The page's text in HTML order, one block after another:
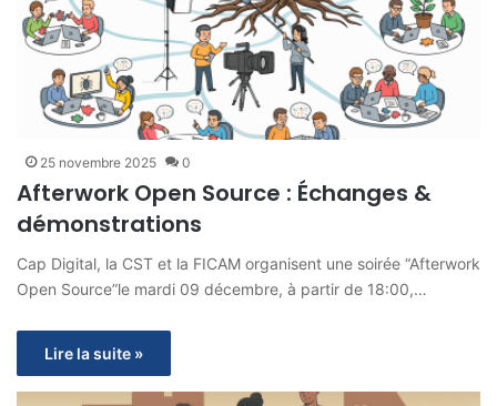
25 novembre 2025 0
Afterwork Open Source : Échanges &
démonstrations
Cap Digital, la CST et la FICAM organisent une soirée “Afterwork
Open Source”le mardi 09 décembre, à partir de 18:00,…
Lire la suite »